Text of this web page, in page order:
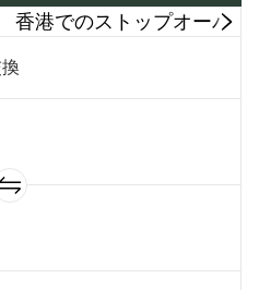
香港でのストップオーバー